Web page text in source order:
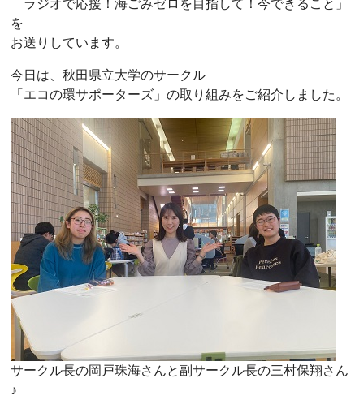
ラジオで応援！海ごみゼロを目指して！今できること」
を
お送りしています。
今日は、秋田県立大学のサークル
「エコの環サポーターズ」の取り組みをご紹介しました。
サークル長の岡戸珠海さんと副サークル長の三村保翔さん
♪